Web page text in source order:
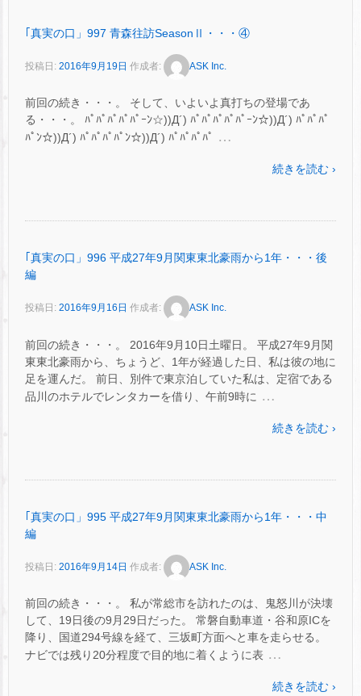
｢真実の口」997 青森往訪SeasonⅡ・・・④
投稿日: 2016年9月19日 作成者: ASK Inc.
前回の続き・・・。 そして、いよいよ真打ちの登場であ
る・・・。 ﾊﾟﾊﾟﾊﾟﾊﾟﾊﾟｰﾝ☆))Д´) ﾊﾟﾊﾟﾊﾟﾊﾟﾊﾟｰﾝ☆))Д´) ﾊﾟﾊﾟﾊﾟ
ﾊﾟﾝ☆))Д´) ﾊﾟﾊﾟﾊﾟﾊﾟﾝ☆))Д´) ﾊﾟﾊﾟﾊﾟﾊﾟ
…
続きを読む ›
｢真実の口」996 平成27年9月関東東北豪雨から1年・・・後
編
投稿日: 2016年9月16日 作成者: ASK Inc.
前回の続き・・・。 2016年9月10日土曜日。 平成27年9月関
東東北豪雨から、ちょうど、1年が経過した日、私は彼の地に
足を運んだ。 前日、別件で東京泊していた私は、定宿である
品川のホテルでレンタカーを借り、午前9時に …
続きを読む ›
｢真実の口」995 平成27年9月関東東北豪雨から1年・・・中
編
投稿日: 2016年9月14日 作成者: ASK Inc.
前回の続き・・・。 私が常総市を訪れたのは、鬼怒川が決壊
して、19日後の9月29日だった。 常磐自動車道・谷和原ICを
降り、国道294号線を経て、三坂町方面へと車を走らせる。
ナビでは残り20分程度で目的地に着くように表 …
続きを読む ›